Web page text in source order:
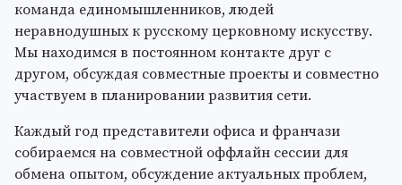
команда единомышленников, людей
неравнодушных к русскому церковному искусству.
Мы находимся в постоянном контакте друг с
другом, обсуждая совместные проекты и совместно
участвуем в планировании развития сети.
Каждый год представители офиса и франчази
собираемся на совместной оффлайн сессии для
обмена опытом, обсуждение актуальных проблем,